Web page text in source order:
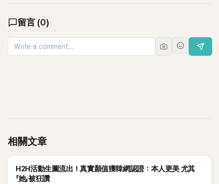
留言 (0)
相關文章
K-POP
H2H活動生圖流出！真實顏值獲韓網認證：本人更美 尤其
「她」被狂讚